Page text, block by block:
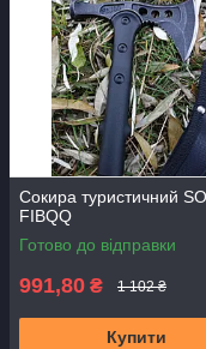
Сокира туристичний
FIBQQ
Готово до відправки
991,80 ₴ 1 102 ₴
Купити